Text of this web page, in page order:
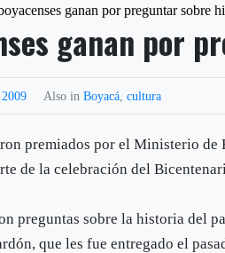
ganan por preguntar sobre
ganan por
Also inBoyacá ,cultura
premiados por el Ministerio de
de la celebración del
preguntas sobre la historia del
que les fue entregado el